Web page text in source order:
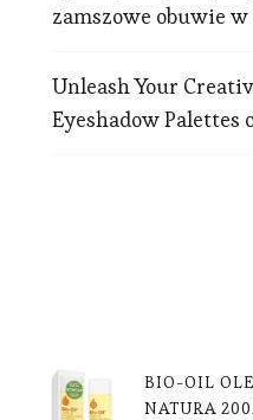
zamszowe obuwie
Unleash Your
Eyeshadow Palettes
BIO-OIL
NATURA